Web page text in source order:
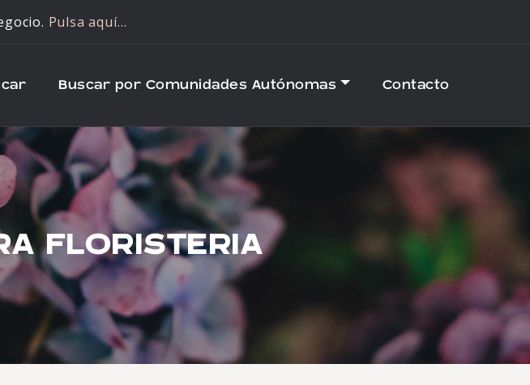
Pulsa aquí…
Buscar por Comunidades Autónomas Contacto
FLORISTERIA